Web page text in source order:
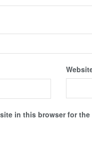
in this browser for